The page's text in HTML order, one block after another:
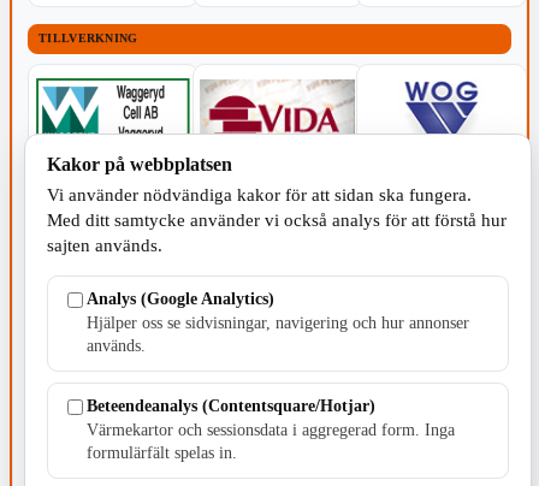
TILLVERKNING
FÖRENINGAR - POLITIK
POLITISKT INNEHÅLL
Kakor på webbplatsen
Vi använder nödvändiga kakor för att sidan ska fungera.
Med ditt samtycke använder vi också analys för att förstå hur
sajten används.
Analys (Google Analytics)
Hjälper oss se sidvisningar, navigering och hur annonser
används.
Beteendeanalys (Contentsquare/Hotjar)
Värmekartor och sessionsdata i aggregerad form. Inga
formulärfält spelas in.